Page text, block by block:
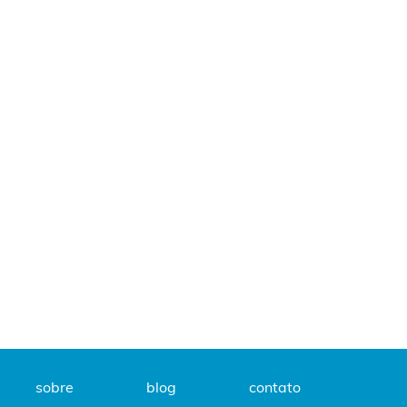
sobre blog contato